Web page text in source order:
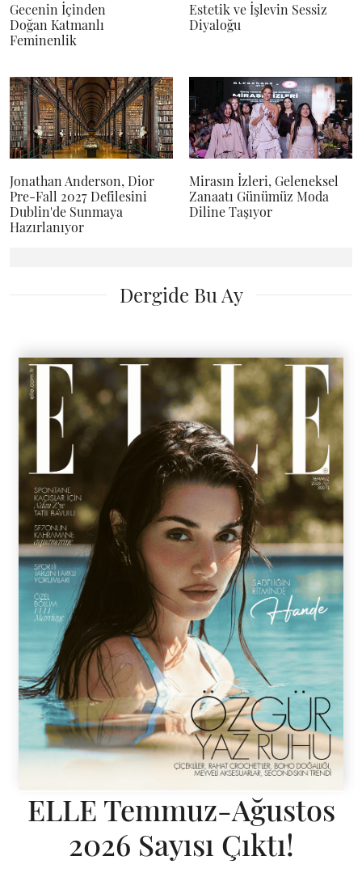
Gecenin İçinden
Doğan Katmanlı
Feminenlik
Estetik ve İşlevin Sessiz
Diyaloğu
Jonathan Anderson, Dior
Pre-Fall 2027 Defilesini
Dublin'de Sunmaya
Hazırlanıyor
Mirasın İzleri, Geleneksel
Zanaatı Günümüz Moda
Diline Taşıyor
Dergide Bu Ay
ELLE Temmuz-Ağustos
2026 Sayısı Çıktı!